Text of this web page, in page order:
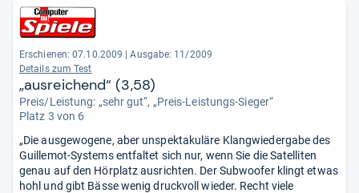
Erschienen: 07.10.2009
Ausgabe: 11/2009
Details zum Test
„ausreichend“ (3,58)
Preis/Leistung: „sehr gut“, „Preis-Leistungs-Sieger“
Platz 3 von 6
„Die ausgewogene, aber unspektakuläre Klangwiedergabe des
Guillemot-Systems entfaltet sich nur, wenn Sie die Satelliten
genau auf den Hörplatz ausrichten. Der Subwoofer klingt etwas
hohl und gibt Bässe wenig druckvoll wieder. Recht viele